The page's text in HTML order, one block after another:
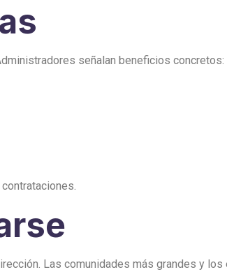
señalan beneficios concretos:
Las comunidades más grandes y